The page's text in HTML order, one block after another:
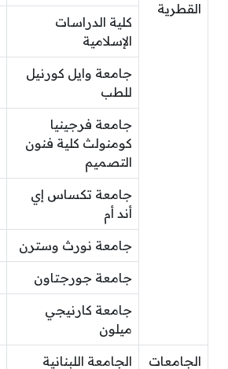
القطرية
كلية الدراسات
الإسلامية
جامعة وايل كورنيل
للطب
جامعة فرجينيا
كومنولث كلية فنون
التصميم
جامعة تكساس إي
أند أم
جامعة نورث وسترن
جامعة جورجتاون
جامعة كارنيجي
ميلون
الجامعات
الجامعة اللبنانية